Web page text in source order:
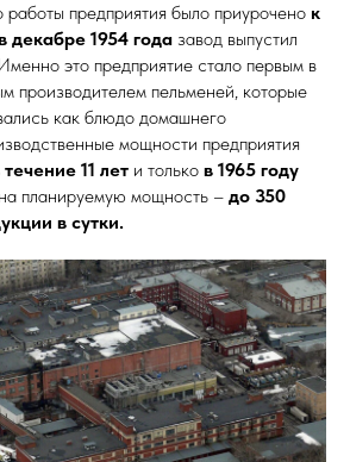
предприятия было приурочено к
декабре 1954 года завод выпустил
это предприятие стало первым в
пельменей, которые
как блюдо домашнего
мощности предприятия
11 лет и только в 1965 году
планируемую мощность – до 350
в сутки.